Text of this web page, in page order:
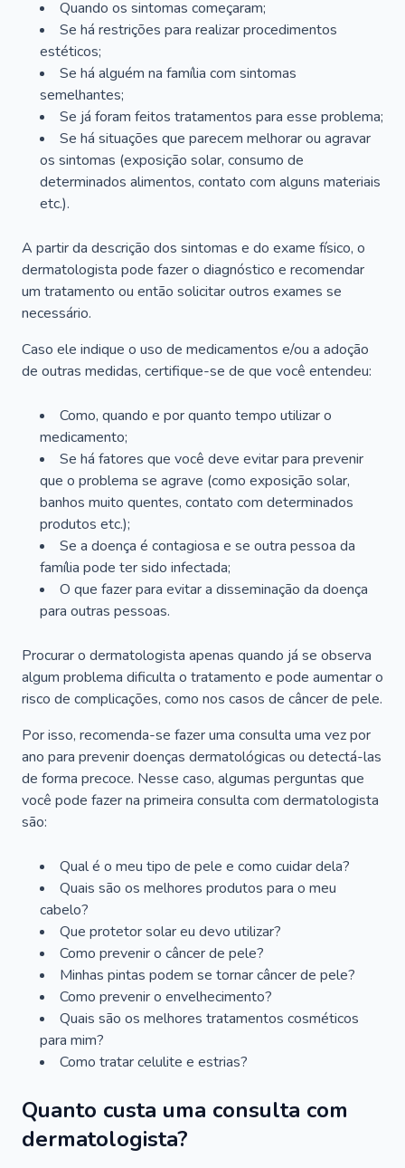
Quando os sintomas começaram;
Se há restrições para realizar procedimentos
estéticos;
Se há alguém na família com sintomas
semelhantes;
Se já foram feitos tratamentos para esse problema;
Se há situações que parecem melhorar ou agravar
os sintomas (exposição solar, consumo de
determinados alimentos, contato com alguns materiais
etc.).
A partir da descrição dos sintomas e do exame físico, o
dermatologista pode fazer o diagnóstico e recomendar
um tratamento ou então solicitar outros exames se
necessário.
Caso ele indique o uso de medicamentos e/ou a adoção
de outras medidas, certifique-se de que você entendeu:
Como, quando e por quanto tempo utilizar o
medicamento;
Se há fatores que você deve evitar para prevenir
que o problema se agrave (como exposição solar,
banhos muito quentes, contato com determinados
produtos etc.);
Se a doença é contagiosa e se outra pessoa da
família pode ter sido infectada;
O que fazer para evitar a disseminação da doença
para outras pessoas.
Procurar o dermatologista apenas quando já se observa
algum problema dificulta o tratamento e pode aumentar o
risco de complicações, como nos casos de câncer de pele.
Por isso, recomenda-se fazer uma consulta uma vez por
ano para prevenir doenças dermatológicas ou detectá-las
de forma precoce. Nesse caso, algumas perguntas que
você pode fazer na primeira consulta com dermatologista
são:
Qual é o meu tipo de pele e como cuidar dela?
Quais são os melhores produtos para o meu
cabelo?
Que protetor solar eu devo utilizar?
Como prevenir o câncer de pele?
Minhas pintas podem se tornar câncer de pele?
Como prevenir o envelhecimento?
Quais são os melhores tratamentos cosméticos
para mim?
Como tratar celulite e estrias?
Quanto custa uma consulta com
dermatologista?